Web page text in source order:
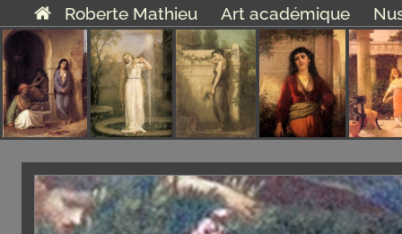
Roberte Mathieu Art académique